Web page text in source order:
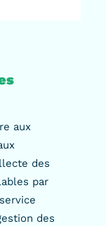
aux
des
par
des